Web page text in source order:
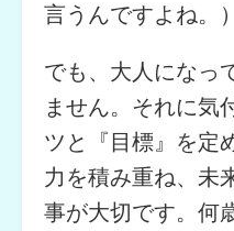
言うんですよね。）
でも、大人になっ
ません。それに気
ツと『目標』を定
力を積み重ね、未
事が大切です。何